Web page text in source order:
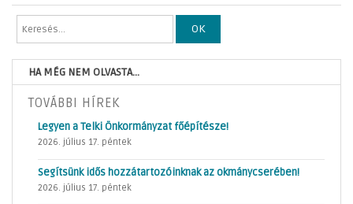
OK
HA MÉG NEM OLVASTA...
TOVÁBBI HÍREK
Legyen a Telki Önkormányzat főépítésze!
2026. július 17. péntek
Segítsünk idős hozzátartozóinknak az okmánycserében!
2026. július 17. péntek